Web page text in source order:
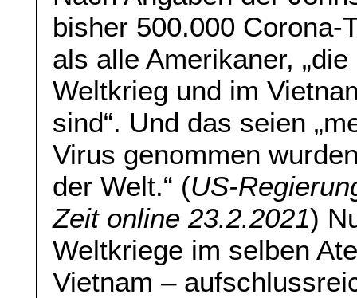
bisher 500.000 Corona-
als alle Amerikaner,
Weltkrieg und im
sind“. Und das seien
Virus genommen
der Welt.“ (US-
Zeit online 23.2.2021)
Weltkriege im selben
Vietnam –